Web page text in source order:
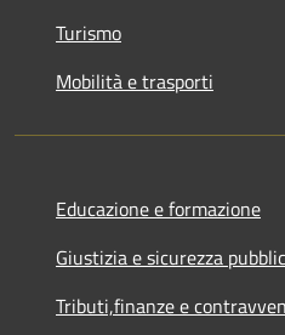
Turismo
Mobilità e trasporti
Educazione e formazione
Giustizia e sicurezza
Tributi,finanze e